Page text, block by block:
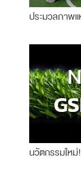
ประมวลภาพแ
นวัตกรรมให